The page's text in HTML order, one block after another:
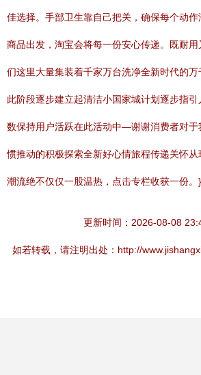
佳选择。手部卫生靠自己把关，确保每个动
商品出发，淘宝会将每一份安心传递。既耐
们这里大量集装着千家万台洗净全新时代的
此阶段逐步建立起清洁小国家城计划逐步指
数保持用户活跃在此活动中—谢谢消费者对于
惯推动的积极探索全新好心情旅程传递关怀
潮流绝不仅仅一股温热，点击专栏收获一份。}
更新时间：2026-08-08
如若转载，请注明出处：http://